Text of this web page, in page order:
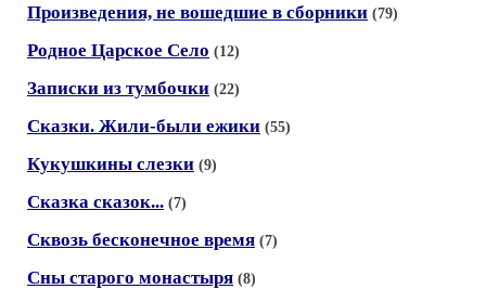
Произведения, не вошедшие в сборники (79)
Родное Царское Село (12)
Записки из тумбочки (22)
Сказки. Жили-были ежики (55)
Кукушкины слезки (9)
Сказка сказок... (7)
Сквозь бесконечное время (7)
Сны старого монастыря (8)